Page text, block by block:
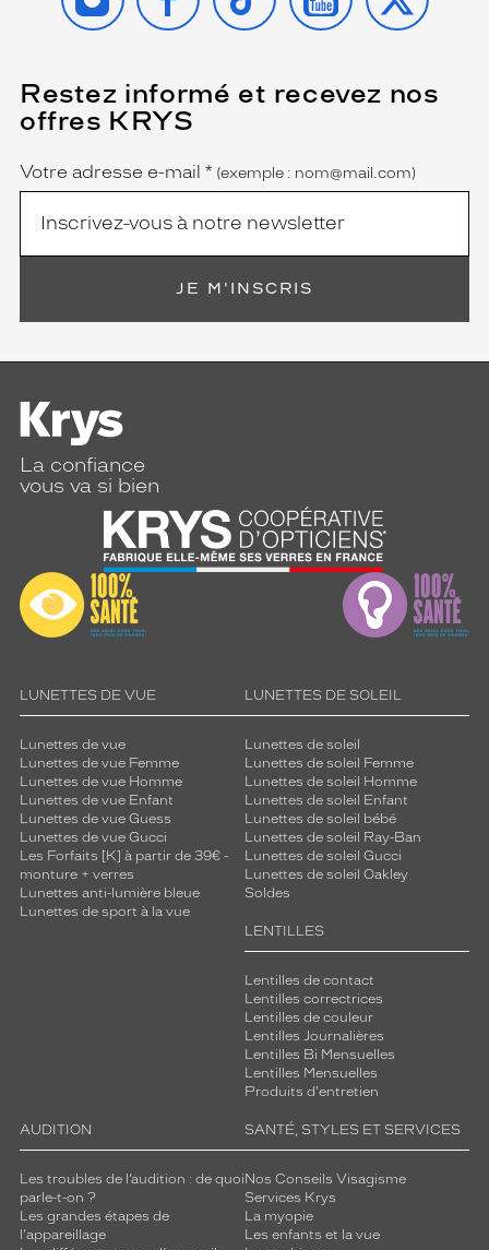
Restez informé et recevez nos
offres KRYS
Name
Votre adresse e-mail *
(Ce
champ
est
obligatoire)
(exemple : nom@mail.com)
JE M'INSCRIS
La confiance
vous va si bien
LUNETTES DE VUE
Lunettes de vue
Lunettes de vue Femme
Lunettes de vue Homme
Lunettes de vue Enfant
Lunettes de vue Guess
Lunettes de vue Gucci
Les Forfaits [K] à partir de 39€ -
monture + verres
Lunettes anti-lumière bleue
Lunettes de sport à la vue
LUNETTES DE SOLEIL
Lunettes de soleil
Lunettes de soleil Femme
Lunettes de soleil Homme
Lunettes de soleil Enfant
Lunettes de soleil bébé
Lunettes de soleil Ray-Ban
Lunettes de soleil Gucci
Lunettes de soleil Oakley
Soldes
LENTILLES
Lentilles de contact
Lentilles correctrices
Lentilles de couleur
Lentilles Journalières
Lentilles Bi Mensuelles
Lentilles Mensuelles
Produits d'entretien
AUDITION
Les troubles de l’audition : de quoi
parle-t-on ?
Les grandes étapes de
l'appareillage
SANTÉ, STYLES ET SERVICES
Nos Conseils Visagisme
Services Krys
La myopie
Les enfants et la vue